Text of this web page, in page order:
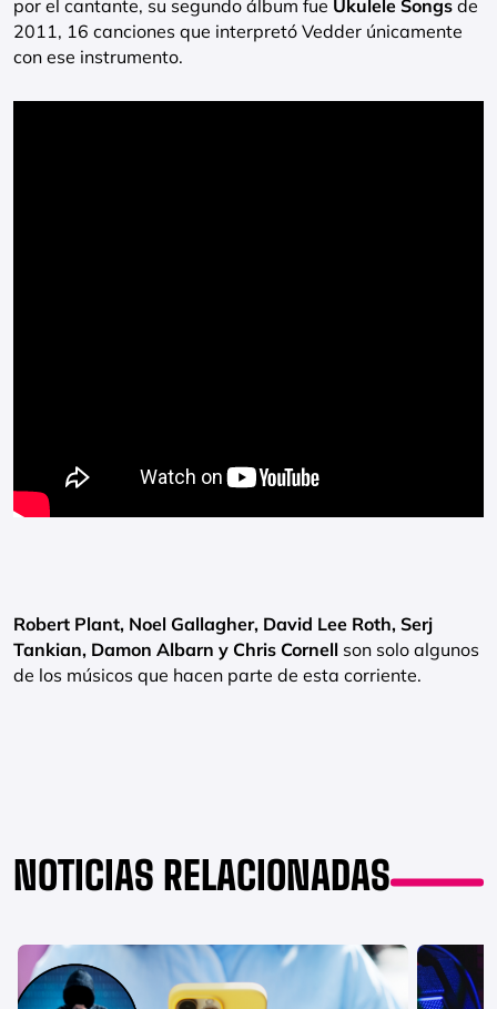
por el cantante, su segundo álbum fue Ukulele Songs de
2011, 16 canciones que interpretó Vedder únicamente
con ese instrumento.
Robert Plant, Noel Gallagher, David Lee Roth, Serj
Tankian, Damon Albarn y Chris Cornell son solo algunos
de los músicos que hacen parte de esta corriente.
NOTICIAS RELACIONADAS